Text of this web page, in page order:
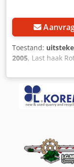
Toestand:
2005, Last haak
informatie =
staat: zeer goed
Bedrijfsinformatie
dan gerust
antwoord binnen
kantoor: Mobiel:
Spaans -
Mobiel: